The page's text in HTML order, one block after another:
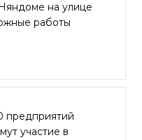
на улице
работы
предприятий
участие в